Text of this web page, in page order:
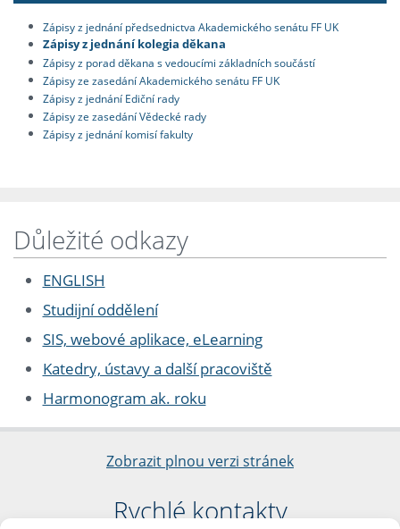
Zápisy z jednání předsednictva Akademického senátu FF UK
Zápisy z jednání kolegia děkana
Zápisy z porad děkana s vedoucími základních součástí
Zápisy ze zasedání Akademického senátu FF UK
Zápisy z jednání Ediční rady
Zápisy ze zasedání Vědecké rady
Zápisy z jednání komisí fakulty
Důležité odkazy
ENGLISH
Studijní oddělení
SIS, webové aplikace, eLearning
Katedry, ústavy a další pracoviště
Harmonogram ak. roku
Zobrazit plnou verzi stránek
Rychlé kontakty